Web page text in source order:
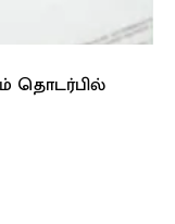
தொடர்பில்